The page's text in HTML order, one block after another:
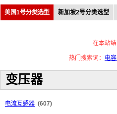
美国1号分类选型 新加坡2号分类选型
在本站结
热门搜索词： 电
变压器
电流互感器 (607)